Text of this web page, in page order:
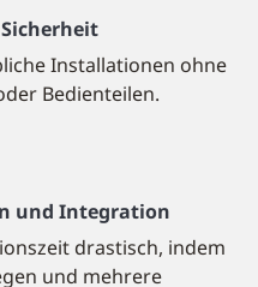
Installationen ohne
Bedienteilen.
und Integration
drastisch, indem
und mehrere